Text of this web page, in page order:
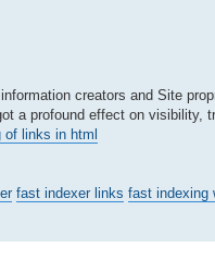
creators and Site
a profound effect on
of links in html
fast indexer links fast indexing